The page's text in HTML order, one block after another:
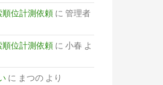
位計測依頼 に 管理者
位計測依頼 に 小春 よ
に まつの より